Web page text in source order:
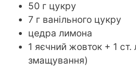
50 г цукру
7 г ванільного цукру
цедра лимона
1 яєчний жовток + 1
змащування)